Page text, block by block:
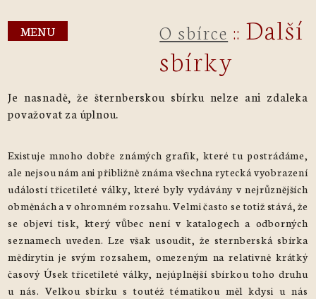
MENU O sbírce ::Další
sbírky
Je nasnadě, že šternberskou sbírku nelze ani zdaleka
považovat za úplnou.
Existuje mnoho dobře známých grafik, které tu postrádáme,
ale nejsou nám ani přibližně známa všechna rytecká vyobrazení
událostí třicetileté války, které byly vydávány v nejrůznějších
obměnách a v ohromném rozsahu. Velmi často se totiž stává, že
se objeví tisk, který vůbec není v katalogech a odborných
seznamech uveden. Lze však usoudit, že sternberská sbírka
mědirytin je svým rozsahem, omezeným na relativně krátký
časový Úsek třicetileté války, nejúplnější sbírkou toho druhu
u nás. Velkou sbírku s toutéž tématikou měl kdysi u nás